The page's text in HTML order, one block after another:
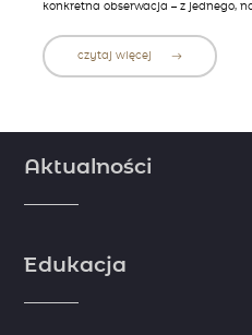
konkretna obserwacja – z jednego,
czytaj więcej
Aktualności
doniesienia dzięki komentarzom i
zobacz więcej
Edukacja